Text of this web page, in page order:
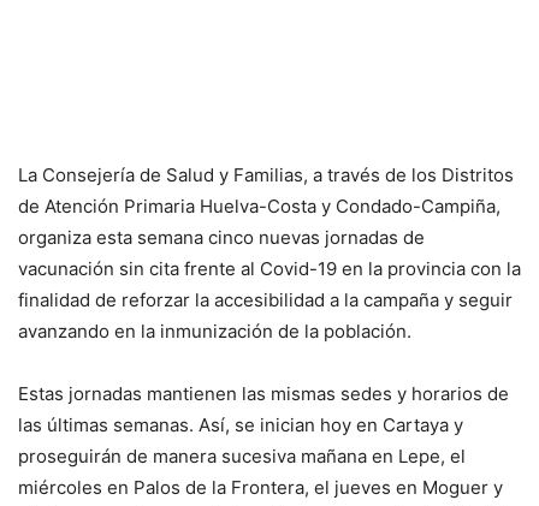
La Consejería de Salud y Familias, a través de los Distritos
de Atención Primaria Huelva-Costa y Condado-Campiña,
organiza esta semana cinco nuevas jornadas de
vacunación sin cita frente al Covid-19 en la provincia con la
finalidad de reforzar la accesibilidad a la campaña y seguir
avanzando en la inmunización de la población.
Estas jornadas mantienen las mismas sedes y horarios de
las últimas semanas. Así, se inician hoy en Cartaya y
proseguirán de manera sucesiva mañana en Lepe, el
miércoles en Palos de la Frontera, el jueves en Moguer y